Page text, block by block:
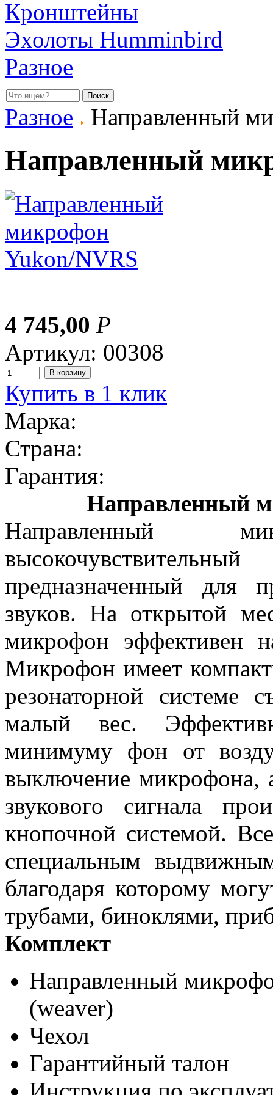
Кронштейны
Эхолоты Humminbird
Разное
Разное
Направленный
Направленный
4 745,00 Р
Артикул: 00308
Купить в 1 клик
Марка:
Страна:
Гарантия:
Направленный
Направленный
предназначенный для
звуков. На открытой
микрофон эффективен
Микрофон имеет
резонаторной системе
малый вес.
минимуму фон от
выключение микрофона,
звукового сигнала
кнопочной системой.
специальным
благодаря которому
трубами, биноклями,
Комплект
Направленный
(weaver)
Чехол
Гарантийный талон